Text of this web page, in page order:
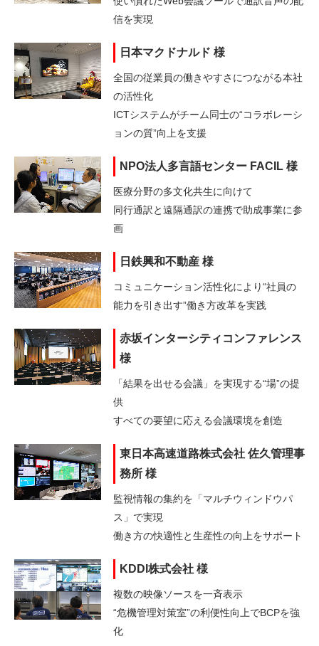
信を実現
日本マクドナルド 様
全国の従業員の働きやすさにつながる本社
の活性化
ICTシステムがチーム同士の“コラボレーシ
ョンの質”向上を支援
NPO法人多言語センター FACIL 様
医療分野の多文化共生に向けて
同行通訳と遠隔通訳の連携で助成事業に参
画
日鉄興和不動産 様
コミュニケーション活性化により“社員の
能力を引き出す”働き方改革を実践
赤坂インターシティコンファレンス
様
「結果を出せる会議」を実現する“場”の提
供
すべての要望に応える会議環境を創造
東日本高速道路株式会社 佐久管理事
務所 様
監視情報の集約を「マルチウィンドウパ
ス」で実現
働き方の快適性と生産性の向上をサポート
KDDI株式会社 様
複数の映像ソースを一斉表示
“危機管理対策室”の利便性向上でBCPを強
化